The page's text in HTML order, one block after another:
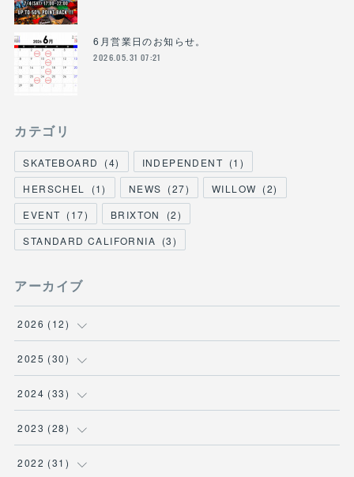
6月営業日のお知らせ。
2026.05.31 07:21
カテゴリ
SKATEBOARD (4) INDEPENDENT (1 )
HERSCHEL
(1) NEWS (27) WILLOW (2)
EVENT (17) BRIXTON (2)
STANDARD CALIFORNIA (3)
アーカイブ
2026 (12)
(3)
(1)
(2)
( 1 )
2025 (30)
(5)
(3)
(2 )
2024 (33)
(5)
(1 )
2023 (28)
(3 )
2022 (31 )